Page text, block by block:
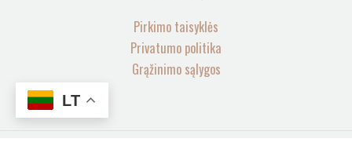
Pirkimo taisyklės
Privatumo politika
Grąžinimo sąlygos
LT